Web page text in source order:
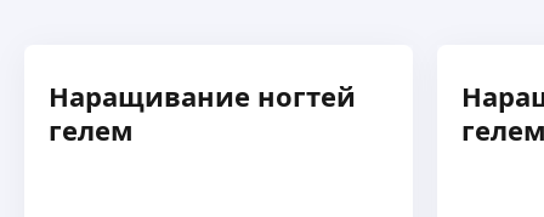
Наращивание ногтей
гелем